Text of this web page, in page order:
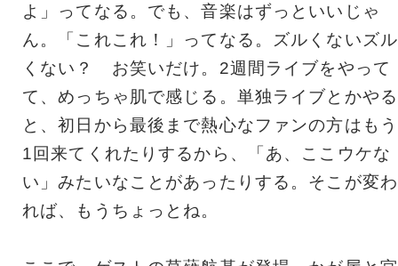
よ」ってなる。でも、音楽はずっといいじゃ
ん。「これこれ！」ってなる。ズルくないズル
くない？ お笑いだけ。2週間ライブをやって
て、めっちゃ肌で感じる。単独ライブとかやる
と、初日から最後まで熱心なファンの方はもう
1回来てくれたりするから、「あ、ここウケな
い」みたいなことがあったりする。そこが変わ
れば、もうちょっとね。